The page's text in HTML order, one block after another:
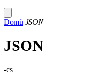
Domů JSON
JSON
-cs